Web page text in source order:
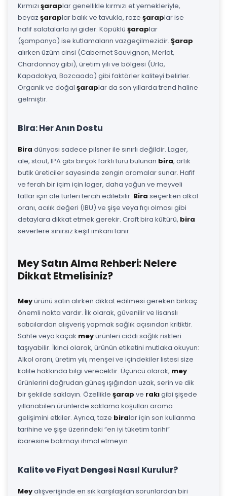
Kırmızı şaraplar genellikle kırmızı et yemekleriyle,
beyaz şaraplar balık ve tavukla, roze şaraplar ise
hafif salatalarla iyi gider. Köpüklü şaraplar
(şampanya) ise kutlamaların vazgeçilmezidir. Şarap
alırken üzüm cinsi (Cabernet Sauvignon, Merlot,
Chardonnay gibi), üretim yılı ve bölgesi (Urla,
Kapadokya, Bozcaada) gibi faktörler kaliteyi belirler.
Organik ve doğal şaraplar da son yıllarda trend haline
gelmiştir.
Bira: Her Anın Dostu
Bira dünyası sadece pilsner ile sınırlı değildir. Lager,
ale, stout, IPA gibi birçok farklı türü bulunan bira, artık
butik üreticiler sayesinde zengin aromalar sunar. Hafif
ve ferah bir içim için lager, daha yoğun ve meyveli
tatlar için ale türleri tercih edilebilir. Bira seçerken alkol
oranı, acılık değeri (IBU) ve şişe veya fıçı olması gibi
detaylara dikkat etmek gerekir. Craft bira kültürü, bira
severlere sınırsız keşif imkanı tanır.
Mey Satın Alma Rehberi: Nelere
Dikkat Etmelisiniz?
Meyürünü satın alırken dikkat edilmesi gereken birkaç
önemli nokta vardır. İlk olarak, güvenilir ve lisanslı
satıcılardan alışveriş yapmak sağlık açısından kritiktir.
Sahte veya kaçak meyürünleri ciddi sağlık riskleri
taşıyabilir. İkinci olarak, ürünün etiketini mutlaka okuyun:
Alkol oranı, üretim yılı, menşei ve içindekiler listesi size
kalite hakkında bilgi verecektir. Üçüncü olarak, mey
ürünlerini doğrudan güneş ışığından uzak, serin ve dik
bir şekilde saklayın. Özellikle şarap ve rakıgibi şişede
yıllanabilen ürünlerde saklama koşulları aroma
gelişimini etkiler. Ayrıca, taze biralar için son kullanma
tarihine ve şişe üzerindeki “en iyi tüketim tarihi”
ibaresine bakmayı ihmal etmeyin.
Kalite ve Fiyat Dengesi Nasıl Kurulur?
Meyalışverişinde en sık karşılaşılan sorunlardan biri